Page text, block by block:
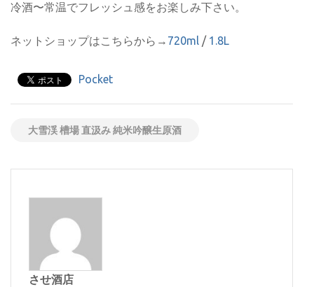
冷酒〜常温でフレッシュ感をお楽しみ下さい。
ネットショップはこちらから→ 720ml / 1.8L
Pocket
大雪渓 槽場 直汲み 純米吟醸生原酒
させ酒店